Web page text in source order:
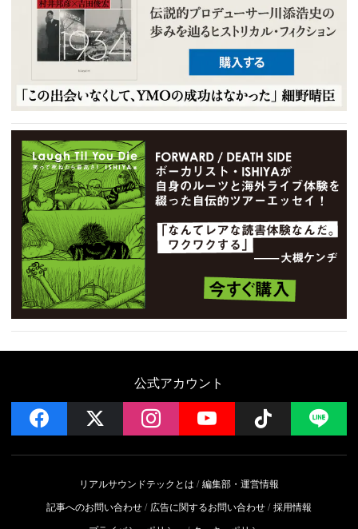
公式アカウント
facebook instagramYouTube Follow
リアルサウンドテックとは
編集部・運営情報
記事へのお問い合わせ
広告に関するお問い合わせ 採用情報